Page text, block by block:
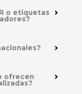
o etiquetas
ofrecen